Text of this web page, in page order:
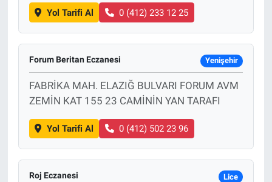
Yol Tarifi Al 0 (412) 233 12 25
Forum Beritan Eczanesi Yenişehir
FABRİKA MAH. ELAZIĞ BULVARI FORUM AVM
ZEMİN KAT 155 23 CAMİNİN YAN TARAFI
Yol Tarifi Al 0 (412) 502 23 96
Roj Eczanesi Lice